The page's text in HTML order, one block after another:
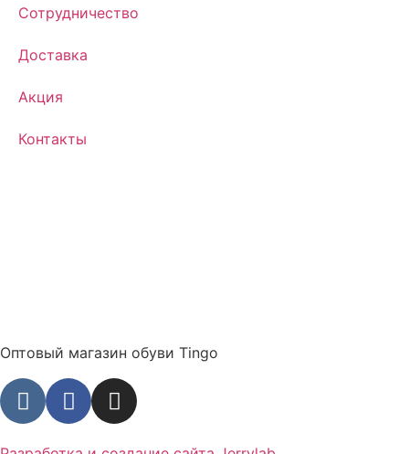
Оптовый магазин обуви Tingo
Сотрудничество
Доставка
Акция
Контакты